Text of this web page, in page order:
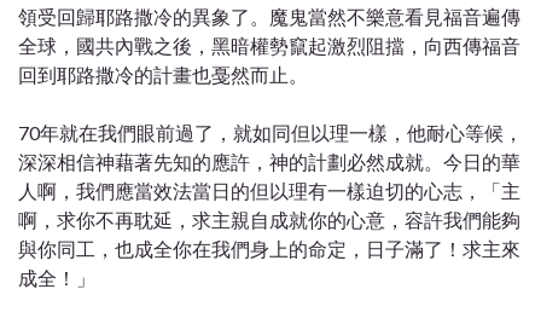
領受回歸耶路撒冷的異象了。魔鬼當然不樂意看見福音遍傳
全球，國共內戰之後，黑暗權勢竄起激烈阻擋，向西傳福音
回到耶路撒冷的計畫也戞然而止。
70年就在我們眼前過了，就如同但以理一樣，他耐心等候，
深深相信神藉著先知的應許，神的計劃必然成就。今日的華
人啊，我們應當效法當日的但以理有一樣迫切的心志，「主
啊，求你不再耽延，求主親自成就你的心意，容許我們能夠
與你同工，也成全你在我們身上的命定，日子滿了！求主來
成全！」